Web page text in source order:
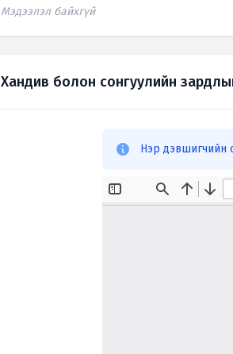
Мэдээлэл байхгүй
Хандив болон сонгуулийн
Нэр дэвшигчийн